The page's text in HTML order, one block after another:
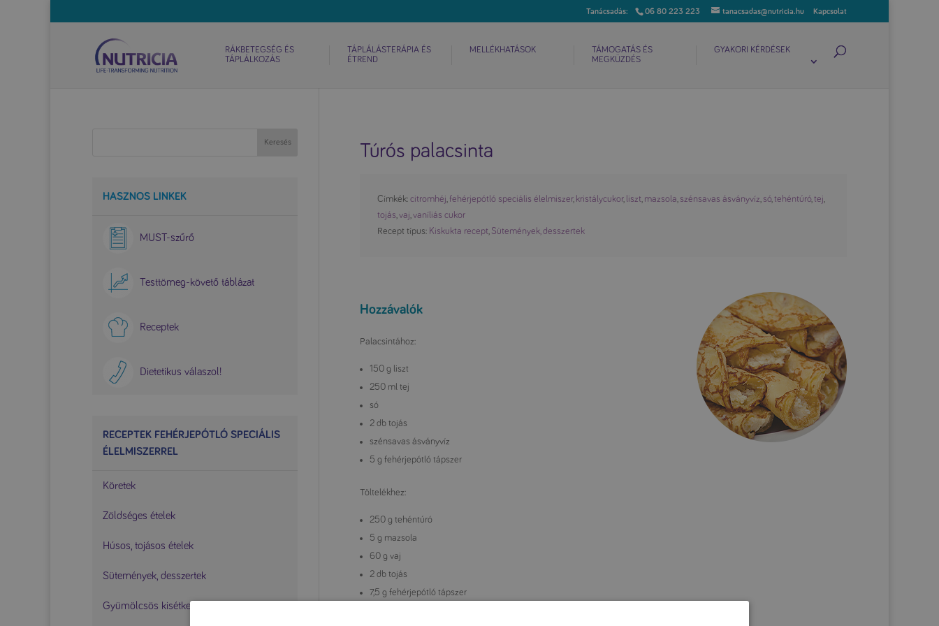
06 80 223 223 tanacsadas@nutricia.hu Kapcsolat
RÁKBETEGSÉG ÉS
TÁPLÁLKOZÁS
TÁPLÁLÁSTERÁPIA ÉS
ÉTREND
MELLÉKHATÁSOK
TÁMOGATÁS ÉS
MEGKÜZDÉS
GYAKORI KÉRDÉSEK
Túrós palacsinta
Címkék:citromhéj,fehérjepótló speciális élelmiszer, kristálycukor, liszt, mazsola, szénsavas ásványvíz, só,tehéntúró,tej,
tojás,vaj,vaníliás cukor
Recept típus: Kiskukta recept, Sütemények, desszertek
Hozzávalók
Palacsintához:
150 g liszt
250 ml tej
só
2 db tojás
szénsavas ásványvíz
5 g fehérjepótló tápszer
Töltelékhez:
250 g tehéntúró
5 g mazsola
60 g vaj
2 db tojás
7,5 g fehérjepótló tápszer
HASZNOS LINKEK
MUST-szűrő
Testtömeg-követő táblázat
Receptek
Dietetikus válaszol!
RECEPTEK FEHÉRJEPÓTLÓ SPECIÁLIS
ÉLELMISZERREL
Köretek
Zöldséges ételek
Húsos, tojásos ételek
Sütemények, desszertek
Gyümölcsös kisétkezések